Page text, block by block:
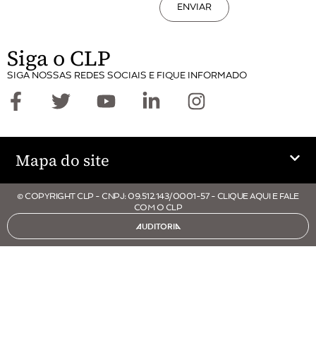
ENVIAR
Siga o CLP
SIGA NOSSAS REDES SOCIAIS E FIQUE INFORMADO
Mapa do site
© COPYRIGHT CLP - CNPJ: 09.512.143/0001-57 - CLIQUE AQUI E FALE
COM O CLP
AUDITORIA